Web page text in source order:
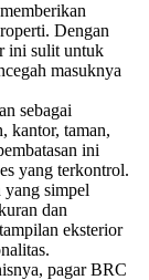
Dengan
ini sulit untuk
masuknya
sebagai
kantor, taman,
ini
yang terkontrol.
yang simpel
dan
eksterior
pagar BRC